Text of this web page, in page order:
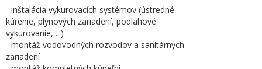
- inštalácia vykurovacích systémov (ústredné
kúrenie, plynových zariadení, podlahové
vykurovanie, ...)
- montáž vodovodných rozvodov a sanitárnych
zariadení